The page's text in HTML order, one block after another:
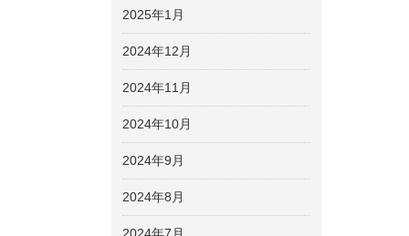
2025年1月
2024年12月
2024年11月
2024年10月
2024年9月
2024年8月